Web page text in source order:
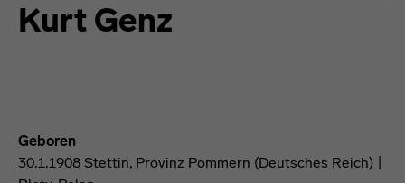
Kurt Genz
Geboren
30.1.1908 Stettin, Provinz Pommern (Deutsches Reich) |